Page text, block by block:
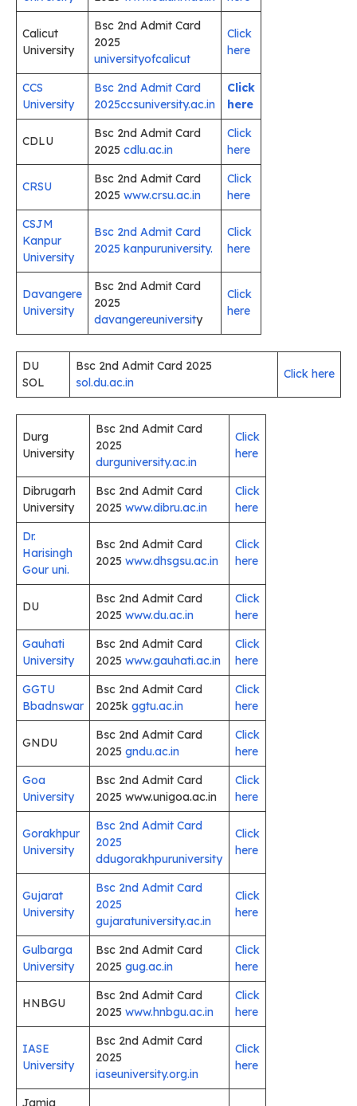
Calicut
University
Bsc 2nd Admit Card
2025
universityofcalicut
Click
here
CCS
University
Bsc 2nd Admit Card
2025ccsuniversity.ac.in
Click
here
CDLU
Bsc 2nd Admit Card
2025 cdlu.ac.in
Click
here
CRSU
Bsc 2nd Admit Card
2025 www.crsu.ac.in
Click
here
CSJM
Kanpur
University
Bsc 2nd Admit Card
2025 kanpuruniversity.
Click
here
Davangere
University
Bsc 2nd Admit Card
2025
davangereuniversity
Click
here
DU
SOL
Bsc 2nd Admit Card 2025
sol.du.ac.in
Click here
Durg
University
Bsc 2nd Admit Card
2025
durguniversity.ac.in
Click
here
Dibrugarh
University
Bsc 2nd Admit Card
2025 www.dibru.ac.in
Click
here
Dr.
Harisingh
Gour uni.
Bsc 2nd Admit Card
2025 www.dhsgsu.ac.in
Click
here
DU
Bsc 2nd Admit Card
2025 www.du.ac.in
Click
here
Gauhati
University
Bsc 2nd Admit Card
2025 www.gauhati.ac.in
Click
here
GGTU
Bbadnswar
Bsc 2nd Admit Card
2025k ggtu.ac.in
Click
here
GNDU
Bsc 2nd Admit Card
2025 gndu.ac.in
Click
here
Goa
University
Bsc 2nd Admit Card
2025 www.unigoa.ac.in
Click
here
Gorakhpur
University
Bsc 2nd Admit Card
2025
ddugorakhpuruniversity
Click
here
Gujarat
University
Bsc 2nd Admit Card
2025
gujaratuniversity.ac.in
Click
here
Gulbarga
University
Bsc 2nd Admit Card
2025 gug.ac.in
Click
here
HNBGU
Bsc 2nd Admit Card
2025 www.hnbgu.ac.in
Click
here
IASE
University
Bsc 2nd Admit Card
2025
iaseuniversity.org.in
Click
here
Jamia